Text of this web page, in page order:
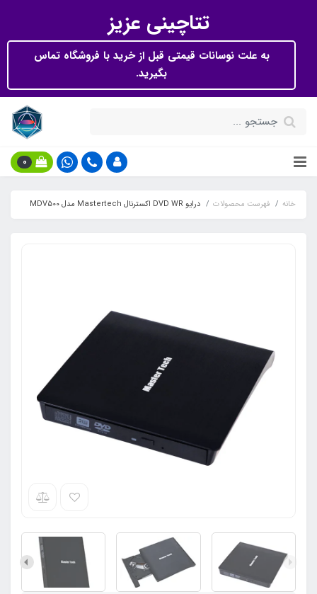
تتاچینی عزیز
به علت نوسانات قیمتی قبل از خرید با فروشگاه تماس
بگیرید.
0
خانه فهرست محصولات درایو DVD WR اکسترنال Mastertech مدل MDV500